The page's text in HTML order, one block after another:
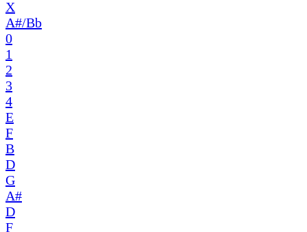
X
A#/Bb
0
1
2
3
4
E
F
B
D
G
A#
D
F